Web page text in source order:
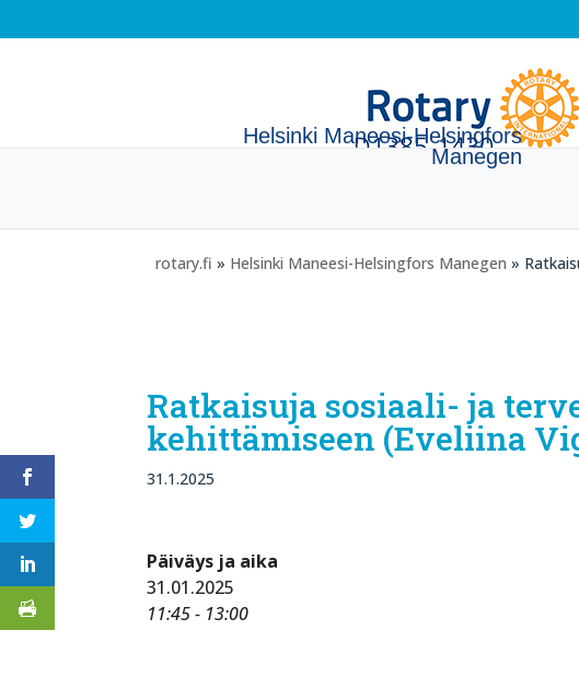
Helsinki Maneesi-Helsingfors
Manegen
rotary.fi » Helsinki Maneesi-Helsingfors Manegen »
Ratkaisuja sosiaali- ja
kehittämiseen (Eveliina
31.1.2025
Päiväys ja aika
31.01.2025
11:45 - 13:00